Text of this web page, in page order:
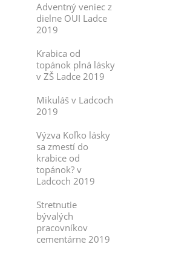
Adventný veniec z
dielne OUI Ladce
2019
Krabica od
topánok plná lásky
v ZŠ Ladce 2019
Mikuláš v Ladcoch
2019
Výzva Koľko lásky
sa zmestí do
krabice od
topánok? v
Ladcoch 2019
Stretnutie
bývalých
pracovníkov
cementárne 2019